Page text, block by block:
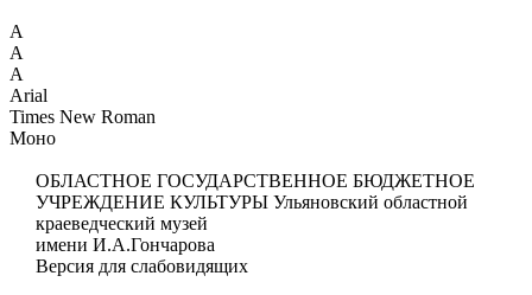
А
А
А
Arial
Times New Roman
Моно
ОБЛАСТНОЕ ГОСУДАРСТВЕННОЕ БЮДЖЕТНОЕ
УЧРЕЖДЕНИЕ КУЛЬТУРЫ Ульяновский областной
краеведческий музей
имени И.А.Гончарова
Версия для слабовидящих